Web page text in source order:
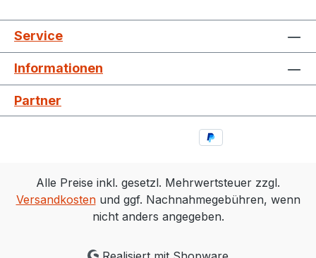
Service
Informationen
Partner
Alle Preise inkl. gesetzl. Mehrwertsteuer zzgl.
Versandkostenund ggf. Nachnahmegebühren, wenn
nicht anders angegeben.